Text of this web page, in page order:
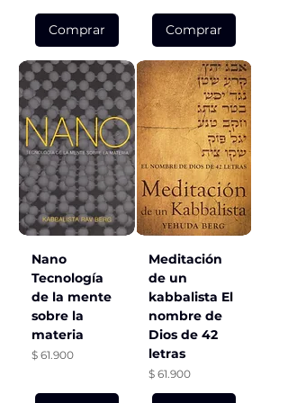
Comprar Comprar
Nano
Tecnología
de la mente
sobre la
materia
Precio
$ 61.900
Meditación
de un
kabbalista El
nombre de
Dios de 42
letras
Precio
$ 61.900